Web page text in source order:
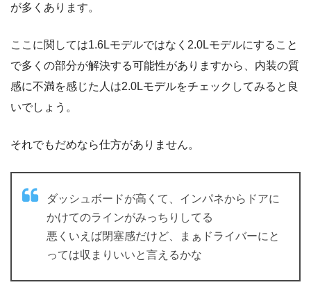
が多くあります。
ここに関しては1.6Lモデルではなく2.0Lモデルにすること
で多くの部分が解決する可能性がありますから、内装の質
感に不満を感じた人は2.0Lモデルをチェックしてみると良
いでしょう。
それでもだめなら仕方がありません。
ダッシュボードが高くて、インパネからドアに
かけてのラインがみっちりしてる
悪くいえば閉塞感だけど、まぁドライバーにと
っては収まりいいと言えるかな